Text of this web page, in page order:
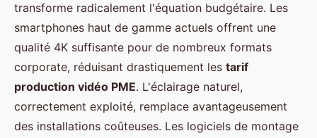
transforme radicalement l'équation budgétaire. Les
smartphones haut de gamme actuels offrent une
qualité 4K suffisante pour de nombreux formats
corporate, réduisant drastiquement les tarif
production vidéo PME. L'éclairage naturel,
correctement exploité, remplace avantageusement
des installations coûteuses. Les logiciels de montage